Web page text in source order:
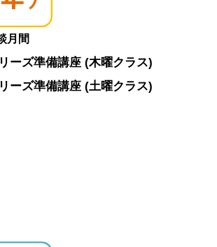
月間
ーズ準備講座 (木曜クラス)
ズ準備講座 (土曜クラス)